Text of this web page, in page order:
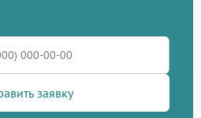
заявку